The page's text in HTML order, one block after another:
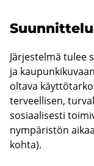
Jär­jes­tel­mä tulee
ja
ol­ta­va
ter­veel­li­sen,
so­si­aa­li­ses­ti
nym­pä­ris­tön
kohta).